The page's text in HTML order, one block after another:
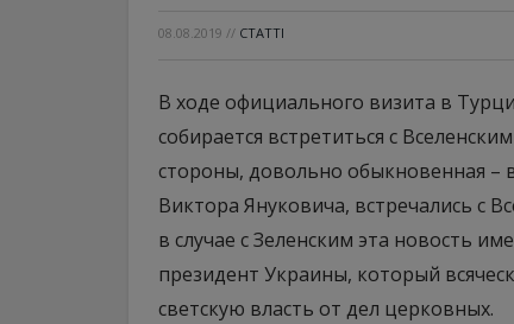
08.08.2019 // СТАТТІ
В ходе официального визита в
собирается встретиться с
стороны, довольно обыкновенная –
Виктора Януковича, встречались с
в случае с Зеленским эта новость
президент Украины, который
светскую власть от дел церковных.